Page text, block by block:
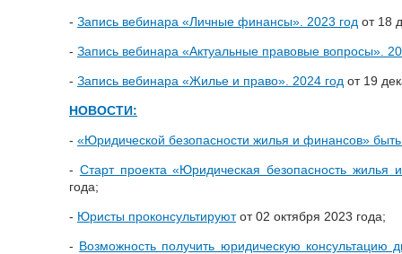
- Запись вебинара «Личные финансы». 2023 год от 18
- Запись вебинара «Актуальные правовые вопросы».
- Запись вебинара «Жилье и право». 2024 год от 19
НОВОСТИ:
- «Юридической безопасности жилья и финансов»
- Старт проекта «Юридическая безопасность жилья
года;
- Юристы проконсультируютот 02 октября 2023 года;
- Возможность получить юридическую консультацию